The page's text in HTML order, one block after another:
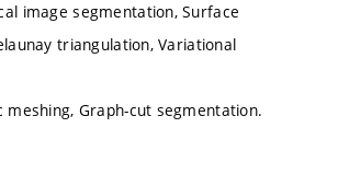
image segmentation, Surface
triangulation, Variational
meshing, Graph-cut segmentation.